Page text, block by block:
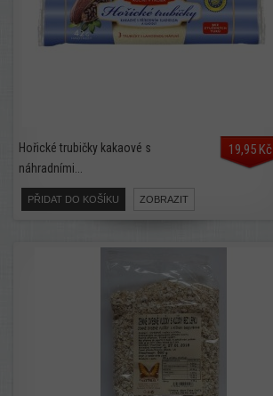
Hořické trubičky kakaové s
náhradními...
19,95 Kč
PŘIDAT DO KOŠÍKU ZOBRAZIT